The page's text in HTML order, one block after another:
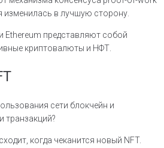
изменилась в лучшую сторону.
Ethereum представляют собой
криптовалюты и НФТ.
сети блокчейн и
транзакций?
когда чеканится новый NFT.